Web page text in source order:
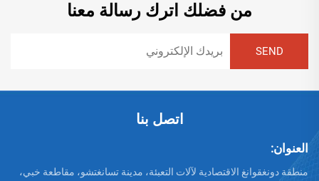
من فضلك اترك رسالة معنا
اتصل بنا
العنوان:
منطقة دونغقوانغ الاقتصادية لآلات التعبئة، مدينة تسانغتشو، مقاطعة خبي،